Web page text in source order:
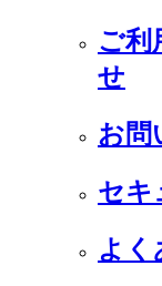
ご利
せ
お問
セキ
よく